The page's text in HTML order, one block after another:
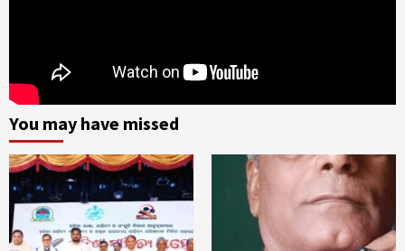
You may have missed